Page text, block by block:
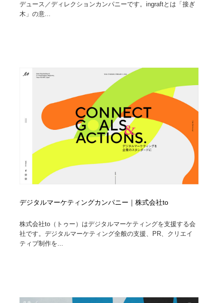
デュース／ディレクションカンパニーです。ingraftとは「接ぎ
木」の意...
デジタルマーケティングカンパニー｜株式会社to
株式会社to（トゥー）はデジタルマーケティングを支援する会
社です。デジタルマーケティング全般の支援、PR、クリエイ
ティブ制作を...